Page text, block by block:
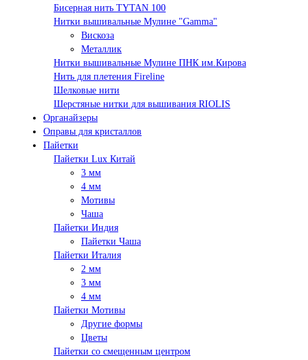
Бисерная нить TYTAN 100
Нитки вышивальные Мулине "Gamma"
Вискоза
Металлик
Нитки вышивальные Мулине ПНК им.Кирова
Нить для плетения Fireline
Шелковые нити
Шерстяные нитки для вышивания RIOLIS
Органайзеры
Оправы для кристаллов
Пайетки
Пайетки Lux Китай
3 мм
4 мм
Мотивы
Чаша
Пайетки Индия
Пайетки Чаша
Пайетки Италия
2 мм
3 мм
4 мм
Пайетки Мотивы
Другие формы
Цветы
Пайетки со смещенным центром